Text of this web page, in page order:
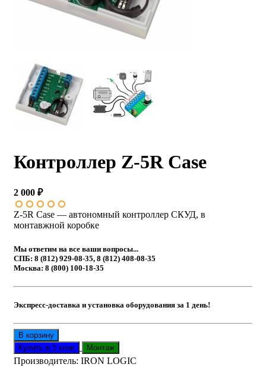
Контроллер Z-5R Case
2 000 ₽
Z-5R Case — автономный контроллер СКУД, в
монтавжной коробке
Мы ответим на все ваши вопросы...
СПБ: 8 (812) 929-08-35, 8 (812) 408-08-35
Москва: 8 (800) 100-18-35
Экспресс-доставка и установка оборудования за 1 день!
Производитель: IRON LOGIC